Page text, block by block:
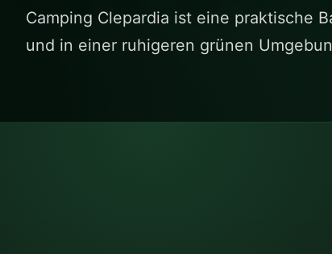
Camping Clepardia ist eine praktische
und in einer ruhigeren grünen